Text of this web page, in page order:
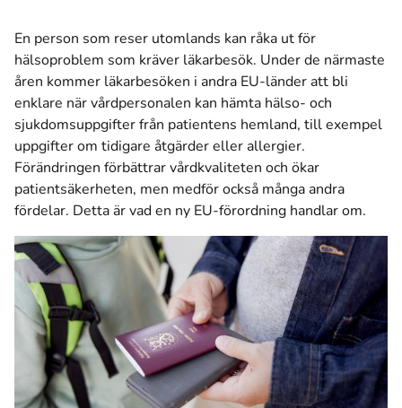
En person som reser utomlands kan råka ut för
hälsoproblem som kräver läkarbesök. Under de närmaste
åren kommer läkarbesöken i andra EU-länder att bli
enklare när vårdpersonalen kan hämta hälso- och
sjukdomsuppgifter från patientens hemland, till exempel
uppgifter om tidigare åtgärder eller allergier.
Förändringen förbättrar vårdkvaliteten och ökar
patientsäkerheten, men medför också många andra
fördelar. Detta är vad en ny EU-förordning handlar om.